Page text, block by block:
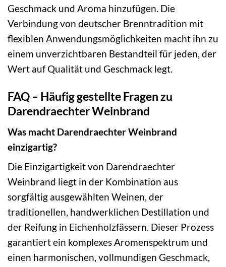
Geschmack und Aroma hinzufügen. Die
Verbindung von deutscher Brenntradition mit
flexiblen Anwendungsmöglichkeiten macht ihn zu
einem unverzichtbaren Bestandteil für jeden, der
Wert auf Qualität und Geschmack legt.
FAQ – Häufig gestellte Fragen zu
Darendraechter Weinbrand
Was macht Darendraechter Weinbrand
einzigartig?
Die Einzigartigkeit von Darendraechter
Weinbrand liegt in der Kombination aus
sorgfältig ausgewählten Weinen, der
traditionellen, handwerklichen Destillation und
der Reifung in Eichenholzfässern. Dieser Prozess
garantiert ein komplexes Aromenspektrum und
einen harmonischen, vollmundigen Geschmack,